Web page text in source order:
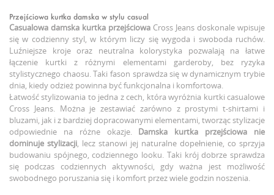
Przejściowa kurtka damska w stylu casual
Casualowa damska kurtka przejściowa Cross Jeans doskonale wpisuje
się w codzienny styl, w którym liczy się wygoda i swoboda ruchów.
Luźniejsze kroje oraz neutralna kolorystyka pozwalają na łatwe
łączenie kurtki z różnymi elementami garderoby, bez ryzyka
stylistycznego chaosu. Taki fason sprawdza się w dynamicznym trybie
dnia, kiedy odzież powinna być funkcjonalna i komfortowa.
Łatwość stylizowania to jedna z cech, która wyróżnia kurtki casualowe
Cross Jeans. Można je zestawiać zarówno z prostymi t-shirtami i
bluzami, jak i z bardziej dopracowanymi elementami, tworząc stylizacje
odpowiednie na różne okazje. Damska kurtka przejściowa
nie
dominuje stylizacji, lecz stanowi jej naturalne dopełnienie, co sprzyja
budowaniu spójnego, codziennego looku. Taki krój dobrze sprawdza
się podczas codziennych aktywności, gdy ważna jest możliwość
swobodnego poruszania się i komfort przez wiele godzin noszenia.